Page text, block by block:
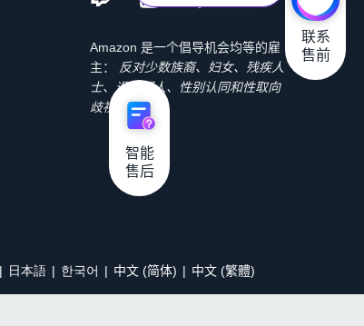
Amazon 是一个倡导机会均等的雇
主：
反对少数族裔、妇女、残疾人
士、退伍军人、性别认同和性取向
歧视。
日本語 한국어 中文 (简体) 中文 (繁體)
联系
售前
智能
售后